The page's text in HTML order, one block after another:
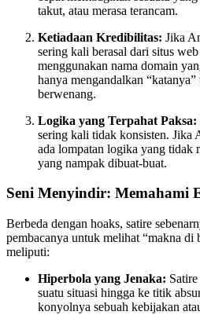
takut, atau merasa terancam.
Ketiadaan Kredibilitas: Jika
sering kali berasal dari situs
menggunakan nama domain
hanya mengandalkan
berwenang.
Logika yang Terpahat Paksa:
sering kali tidak konsisten. Jika
ada lompatan logika yang tidak
yang nampak dibuat-buat.
Seni Menyindir: Memahami
Berbeda dengan hoaks, satire
pembacanya untuk melihat “makna di
meliputi:
Hiperbola yang Jenaka:
suatu situasi hingga ke titik
konyolnya sebuah kebijakan